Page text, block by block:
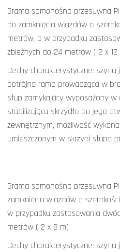
Brama samonośna przesuwna
do zamknięcia wjazdów o
metrów, a w przypadku
zbieżnych do 24 metrów ( 2 x 12
Cechy charakterystyczne: szyna
potrójna rama prowadząca w
słup zamykający wyposażony
stabilizująca skrzydło po jego
zewnętrznym, możliwość
umieszczonym w skrzyni słupa
Brama samonośna przesuwna
zamknięcia wjazdów o
w przypadku zastosowania
metrów ( 2 x 8 m)
Cechy charakterystyczne: szyna